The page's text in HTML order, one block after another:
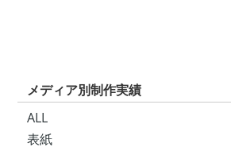
メディア別制作実績
ALL
表紙